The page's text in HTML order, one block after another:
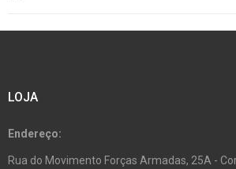
LOJA
Endereço:
Rua do Movimento Forças Armadas, 25A -